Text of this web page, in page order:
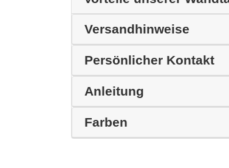
Versandhinweise
Persönlicher Kontakt
Anleitung
Farben